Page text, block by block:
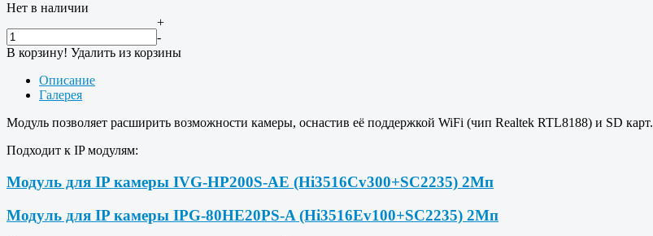
Нет в наличии
+
-
В корзину! Удалить из корзины
Описание
Галерея
Модуль позволяет расширить возможности камеры, оснастив её поддержкой WiFi (чип Realtek RTL8188) и SD карт.
Подходит к IP модулям:
Модуль для IP камеры IVG-HP200S-AE (Hi3516Cv300+SC2235) 2Мп
Модуль для IP камеры IPG-80HE20PS-A (Hi3516Ev100+SC2235) 2Мп